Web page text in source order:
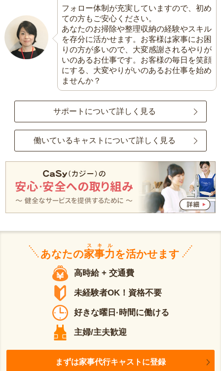
フォロー体制が充実していますので、初め
ての方もご安心ください。
あなたのお掃除や整理収納の経験やスキル
を存分に活かせます。お客様は家事にお困
りの方が多いので、大変感謝されるやりが
いのあるお仕事です。お客様の毎日を笑顔
にする、大変やりがいのあるお仕事を始め
ませんか？
サポートについて詳しく見る
働いているキャストについて詳しく見る
あなたの家事力
スキル
を活かせます
高時給 + 交通費
未経験者OK！資格不要
好きな曜日·時間に働ける
主婦/主夫歓迎
まずは家事代行キャストに登録